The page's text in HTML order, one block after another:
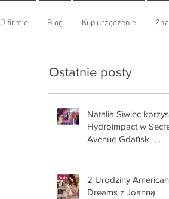
O firmie Blog Kup urządzenie
Ostatnie posty
Natalia Siwiec
Hydroimpact w
Avenue Gdańsk -
2 Urodziny American
Dreams z Joanną